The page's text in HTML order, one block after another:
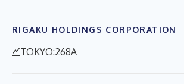
RIGAKU HOLDINGS CORPORATION
TOKYO:268A